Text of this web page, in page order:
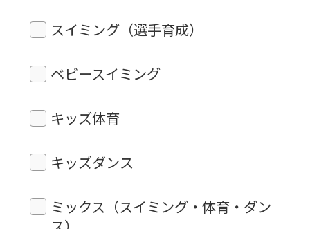
スイミング（選手育成）
ベビースイミング
キッズ体育
キッズダンス
ミックス（スイミング・体育・ダン